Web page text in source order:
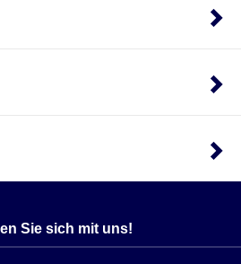
Sie sich mit uns!